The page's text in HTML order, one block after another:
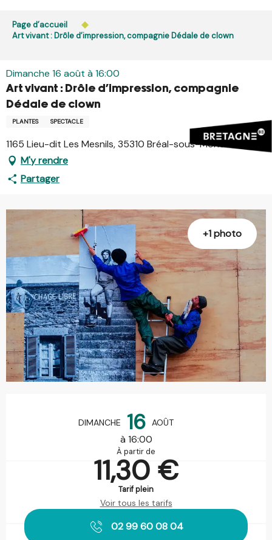
contenu
est interdit chaque jour de 21h à 5h en Ille-et-Vilaine et
dans le Morbihan. L’accès reste autorisé de 5h à 21h.
Page d’accueil
Art vivant : Drôle d’impression, compagnie Dédale de clown
Dimanche 16 août à 16:00
Art vivant : Drôle d’impression, compagnie
Dédale de clown
PLANTES SPECTACLE
1165 Lieu-dit Les Mesnils, 35310 Bréal-sous-Montfort
M'y rendre
Partager
+1 photo
DIMANCHE 16 AOÛT
à 16:00
À partir de
11,30 €
Tarif plein
Voir tous les tarifs
02 99 60 08 04